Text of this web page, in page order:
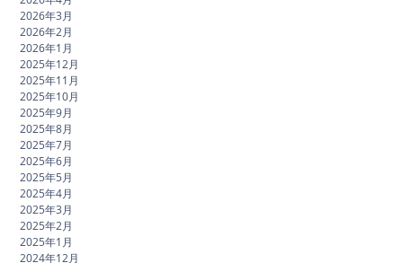
2026年3月
2026年2月
2026年1月
2025年12月
2025年11月
2025年10月
2025年9月
2025年8月
2025年7月
2025年6月
2025年5月
2025年4月
2025年3月
2025年2月
2025年1月
2024年12月